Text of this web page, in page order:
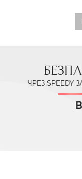
ЧРЕЗ SPEEDY